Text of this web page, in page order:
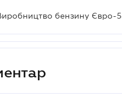
бензину Євро-5